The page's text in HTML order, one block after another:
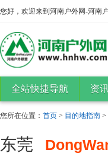
您好，欢迎来到河南户外网-河南
全站快捷导航 资
您所在位置： 首页 > 目的地指南 >
东莞